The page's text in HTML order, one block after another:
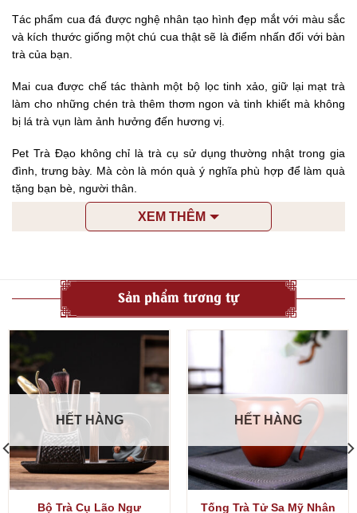
Tác phẩm cua đá được nghệ nhân tạo hình đẹp mắt với màu sắc
và kích thước giống một chú cua thật sẽ là điểm nhấn đối với bàn
trà của bạn.
Mai cua được chế tác thành một bộ lọc tinh xảo, giữ lại mạt trà
làm cho những chén trà thêm thơm ngon và tinh khiết mà không
bị lá trà vụn làm ảnh hưởng đến hương vị.
Pet Trà Đạo không chỉ là trà cụ sử dụng thường nhật trong gia
đình, trưng bày. Mà còn là món quà ý nghĩa phù hợp để làm quà
tặng bạn bè, người thân.
XEM THÊM
Sản phẩm tương tự
HẾT HÀNG
Bộ Trà Cụ Lão Ngư
HẾT HÀNG
Tống Trà Tử Sa Mỹ Nhân